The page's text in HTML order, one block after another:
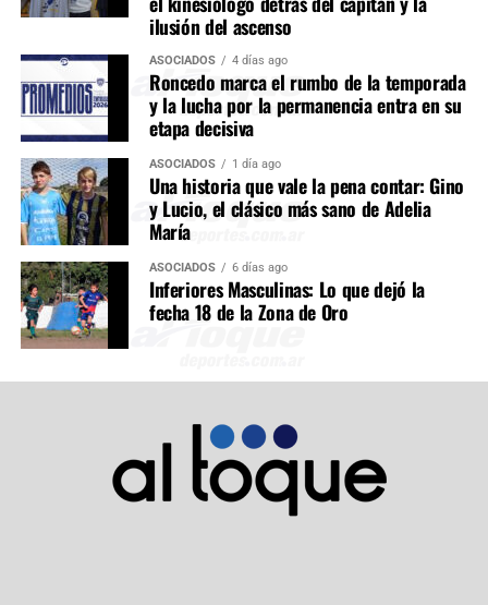
ilusión del ascenso
ASOCIADOS 4 días ago
Roncedo marca el rumbo de la temporada
y la lucha por la permanencia entra en su
etapa decisiva
ASOCIADOS 1 día ago
Una historia que vale la pena contar: Gino
y Lucio, el clásico más sano de Adelia
María
ASOCIADOS 6 días ago
Inferiores Masculinas: Lo que dejó la
fecha 18 de la Zona de Oro